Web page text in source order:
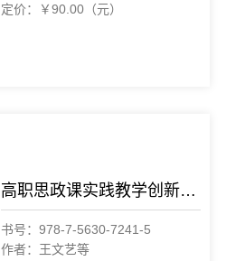
定价：￥90.00（元）
高职思政课实践教学创新研究
书号：978-7-5630-7241-5
作者：王文艺等